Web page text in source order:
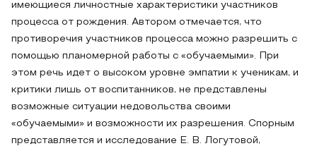
имеющиеся личностные характеристики участников
процесса от рождения. Автором отмечается, что
противоречия участников процесса можно разрешить с
помощью планомерной работы с «обучаемыми». При
этом речь идет о высоком уровне эмпатии к ученикам, и
критики лишь от воспитанников, не представлены
возможные ситуации недовольства своими
«обучаемыми» и возможности их разрешения. Спорным
представляется и исследование Е. В. Логутовой,